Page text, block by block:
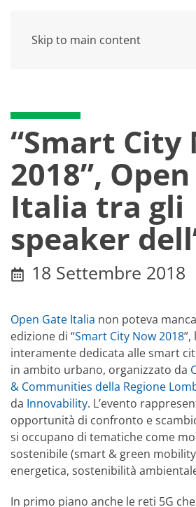
Skip to main content
“Smart City
2018”,
Italia tra gli
speaker
18 Settembre 2018
Open Gate Italia non poteva
edizione di “Smart City Now 2018
interamente dedicata alle smart
in ambito urbano, organizzato da
& Communities della Regione
da Innovability. L’evento
opportunità di confronto e
si occupano di tematiche come
sostenibile (smart & green
energetica, sostenibilità
In primo piano anche le reti 5G